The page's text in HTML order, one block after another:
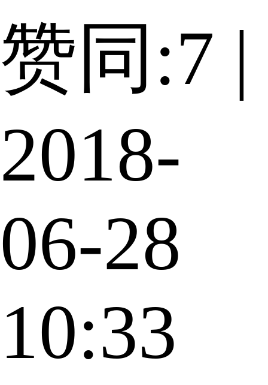
赞同:7 |
2018-
06-28
10:33